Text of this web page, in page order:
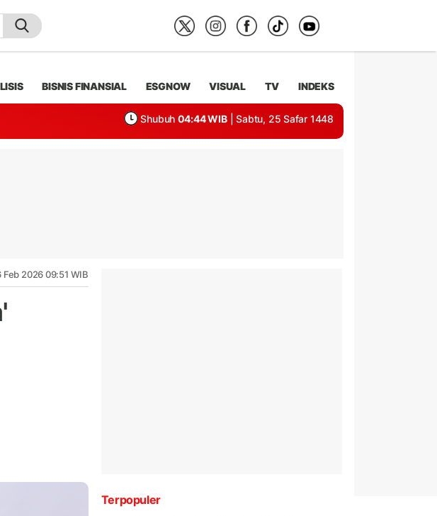
BISNIS FINANSIAL ESGNOW VISUAL TV INDEKS
Shubuh 04:44 WIB | Sabtu, 25 Safar 1448
Feb 2026 09:51 WIB
Terpopuler